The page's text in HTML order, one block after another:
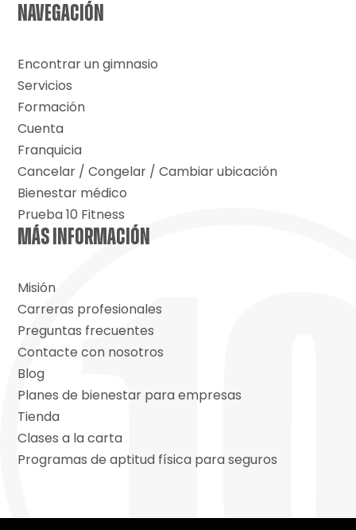
NAVEGACIÓN
Encontrar un gimnasio
Servicios
Formación
Cuenta
Franquicia
Cancelar / Congelar / Cambiar ubicación
Bienestar médico
Prueba 10 Fitness
MÁS INFORMACIÓN
Misión
Carreras profesionales
Preguntas frecuentes
Contacte con nosotros
Blog
Planes de bienestar para empresas
Tienda
Clases a la carta
Programas de aptitud física para seguros